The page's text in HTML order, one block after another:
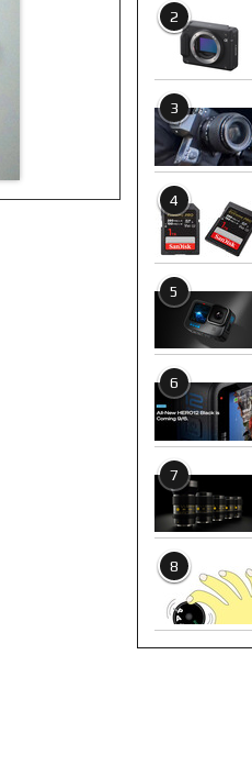
2
3
4
5
6
7
8